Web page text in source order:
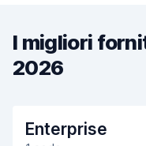
I migliori
2026
Enterprise